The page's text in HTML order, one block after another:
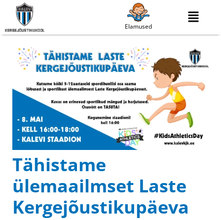
Elamused
Tähistame
ülemaailmset Laste
Kergejõustikupäeva